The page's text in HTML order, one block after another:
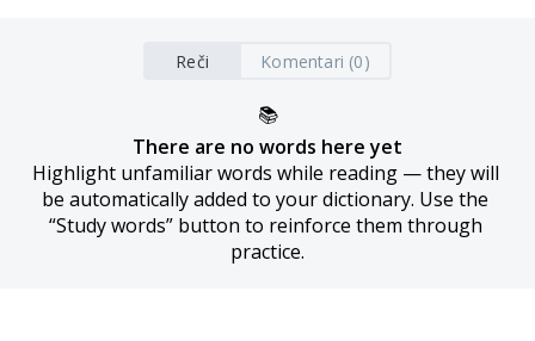
Reči Komentari (0)
📚
There are no words here yet
Highlight unfamiliar words while reading — they will
be automatically added to your dictionary. Use the
“Study words” button to reinforce them through
practice.